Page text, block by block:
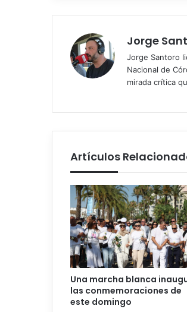
Jorge
Jorge Santoro
Nacional de
mirada crítica
Artículos
Una marcha blanca
las conmemoraciones de
este domingo